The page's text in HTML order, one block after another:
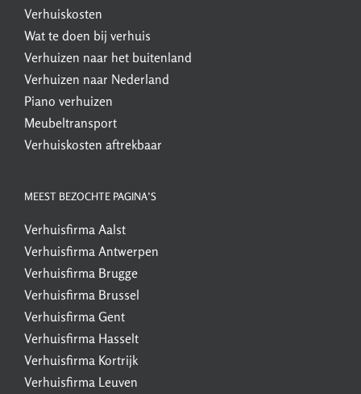
Verhuiskosten
Wat te doen bij verhuis
Verhuizen naar het buitenland
Verhuizen naar Nederland
Piano verhuizen
Meubeltransport
Verhuiskosten aftrekbaar
MEEST BEZOCHTE PAGINA’S
Verhuisfirma Aalst
Verhuisfirma Antwerpen
Verhuisfirma Brugge
Verhuisfirma Brussel
Verhuisfirma Gent
Verhuisfirma Hasselt
Verhuisfirma Kortrijk
Verhuisfirma Leuven